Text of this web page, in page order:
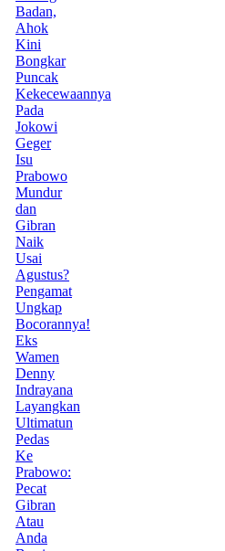
Badan,
Ahok
Kini
Bongkar
Puncak
Kekecewaannya
Pada
Jokowi
Geger
Isu
Prabowo
Mundur
dan
Gibran
Naik
Usai
Agustus?
Pengamat
Ungkap
Bocorannya!
Eks
Wamen
Denny
Indrayana
Layangkan
Ultimatun
Pedas
Ke
Prabowo:
Pecat
Gibran
Atau
Anda